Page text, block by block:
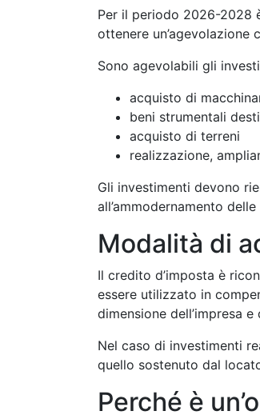
Per il periodo 2026-2028
ottenere
Sono agevolabili gli
acquisto di
beni strumentali
acquisto di terreni
realizzazione,
Gli investimenti devono
all’ammodernamento
Modalità di
Il credito d’imposta è
essere utilizzato in
dimensione dell’impresa
Nel caso di investimenti
quello sostenuto dal
Perché è